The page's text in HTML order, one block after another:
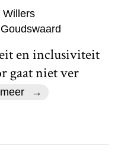
Willers
en inclusiviteit
gaat niet ver